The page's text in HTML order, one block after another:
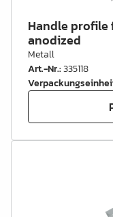
Handle profile
anodized
Metall
Art.-Nr.:335118